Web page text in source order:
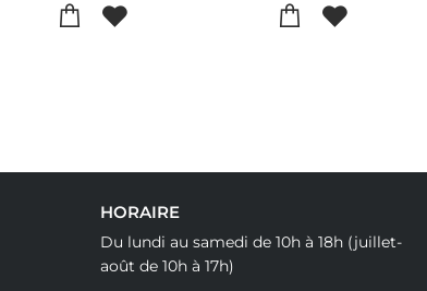
HORAIRE
Du lundi au samedi de 10h à 18h (juillet-
août de 10h à 17h)